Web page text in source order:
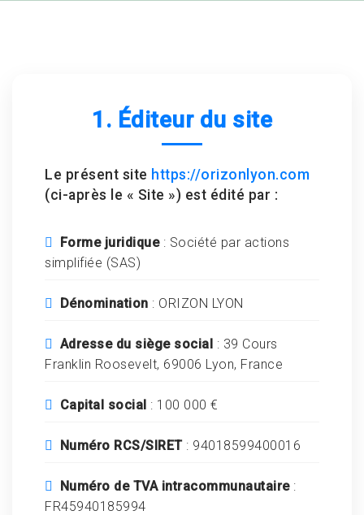
1. Éditeur du site
Le présent site https://orizonlyon.com
(ci-après le « Site ») est édité par :
Forme juridique: Société par actions
simplifiée (SAS)
Dénomination : ORIZON LYON
Adresse du siège social : 39 Cours
Franklin Roosevelt, 69006 Lyon, France
Capital social : 100 000 €
Numéro RCS/SIRET: 94018599400016
Numéro de TVA intracommunautaire:
FR45940185994